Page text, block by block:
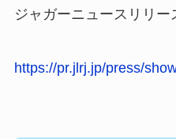
ジャガーニュースリリー
https://pr.jlrj.jp/press/